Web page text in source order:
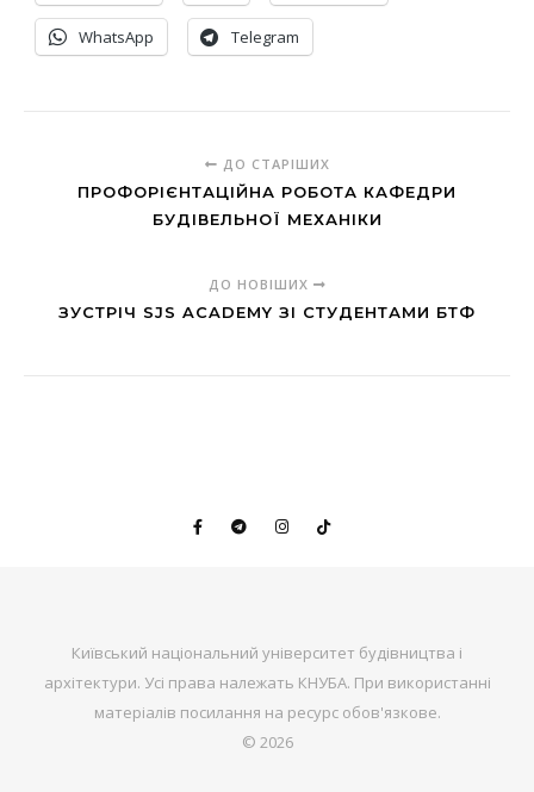
WhatsApp Telegram
ДО СТАРІШИХ
ПРОФОРІЄНТАЦІЙНА РОБОТА КАФЕДРИ
БУДІВЕЛЬНОЇ МЕХАНІКИ
ДО НОВІШИХ
ЗУСТРІЧ SJS ACADEMY ЗІ СТУДЕНТАМИ БТФ
Київський національний університет будівництва і
архітектури. Усі права належать КНУБА. При використанні
матеріалів посилання на ресурс обов'язкове.
© 2026